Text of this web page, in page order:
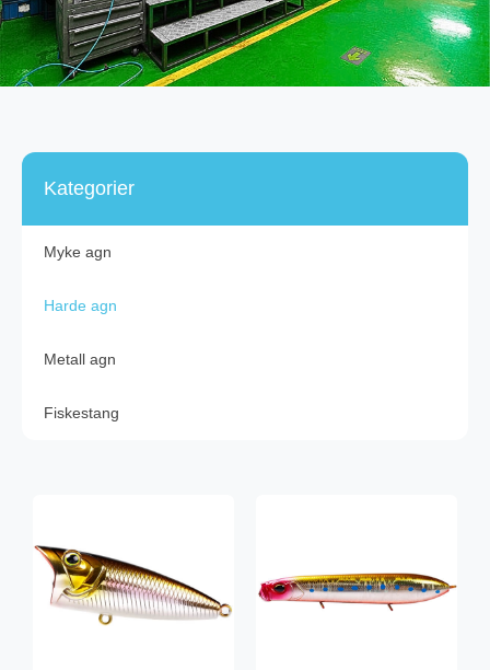
Kategorier
Myke agn
Harde agn
Metall agn
Fiskestang